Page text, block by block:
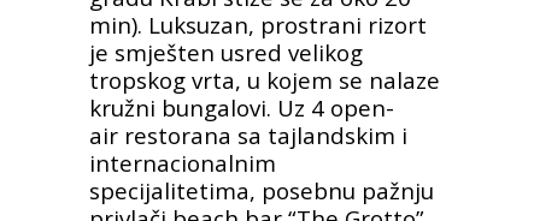
min). Luksuzan, prostrani rizort
je smješten usred velikog
tropskog vrta, u kojem se nalaze
kružni bungalovi. Uz 4 open-
air restorana sa tajlandskim i
internacionalnim
specijalitetima, posebnu pažnju